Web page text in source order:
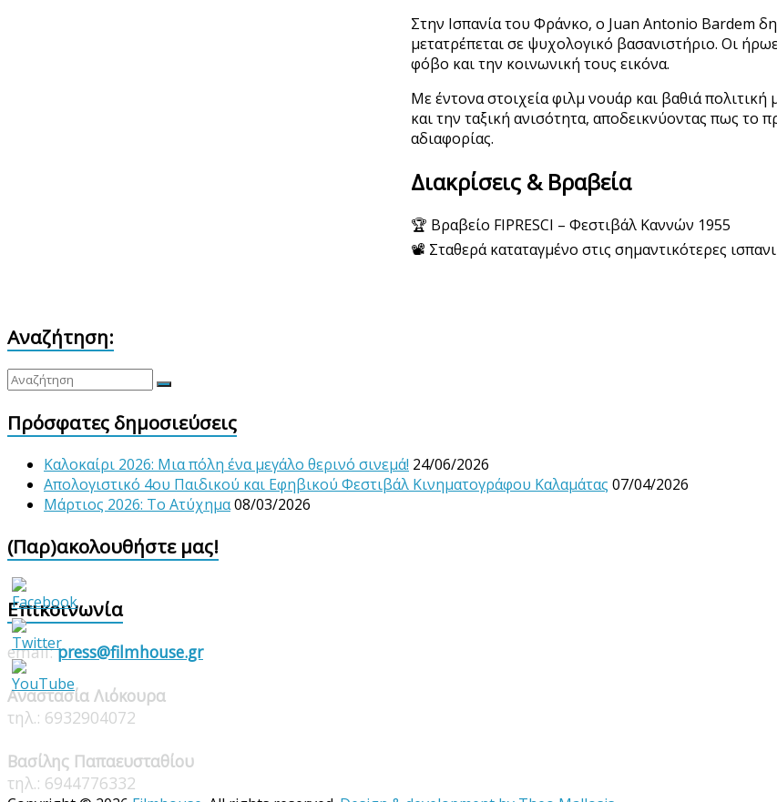
Στην Ισπανία του Φράνκο, ο Juan Antonio Bardem
μετατρέπεται σε ψυχολογικό βασανιστήριο. Οι
φόβο και την κοινωνική τους εικόνα.
Με έντονα στοιχεία φιλμ νουάρ και βαθιά πολιτική
και την ταξική ανισότητα, αποδεικνύοντας πως το
αδιαφορίας.
Διακρίσεις & Βραβεία
🏆 Βραβείο FIPRESCI – Φεστιβάλ Καννών 1955
📽️ Σταθερά καταταγμένο στις σημαντικότερες
Αναζήτηση:
Πρόσφατες δημοσιεύσεις
Καλοκαίρι 2026: Μια πόλη ένα μεγάλο θερινό σινεμά! 24/06/2026
Απολογιστικό 4ου Παιδικού και Εφηβικού Φεστιβάλ Κινηματογράφου Καλαμάτας 07/04/2026
Μάρτιος 2026: Το Ατύχημα08/03/2026
(Παρ)ακολουθήστε μας!
Επικοινωνία
email:press@filmhouse.gr
Αναστασία Λιόκουρα
τηλ.: 6932904072
Βασίλης Παπαευσταθίου
τηλ.: 6944776332